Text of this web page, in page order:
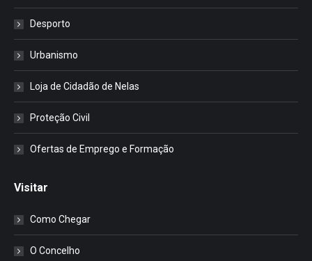
Desporto
Urbanismo
Loja de Cidadão de Nelas
Proteção Civil
Ofertas de Emprego e Formação
Visitar
Como Chegar
O Concelho